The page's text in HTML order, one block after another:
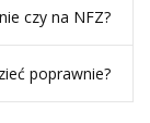
czy na NFZ?
poprawnie?